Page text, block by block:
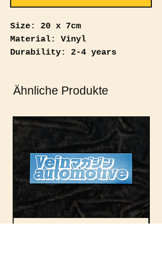
Size: 20 x 7cm
Material: Vinyl
Durability: 2-4 years
Ähnliche Produkte